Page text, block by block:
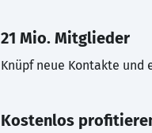
21 Mio. Mitglieder
Knüpf neue Kontakte und
Kostenlos